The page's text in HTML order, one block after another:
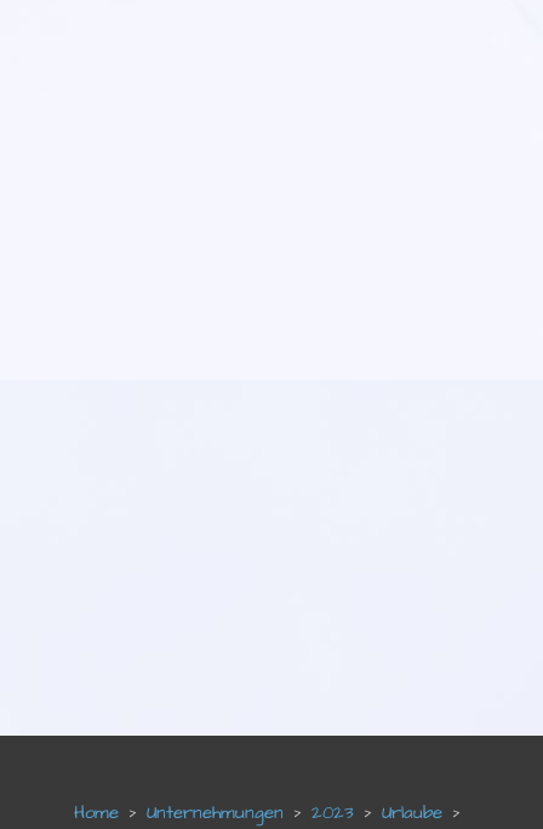
Unternehmungen 2023
Urlaube